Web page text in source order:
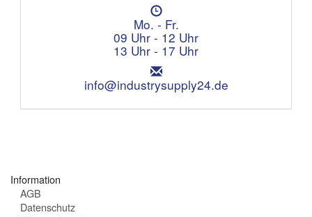
e
o
n
:
Ö
f
n
u
n
g
Mo. - Fr.
09 Uhr - 12 Uhr
13 Uhr - 17 Uhr
E
m
i
info@industrysupply24.de
Information
AGB
Datenschutz